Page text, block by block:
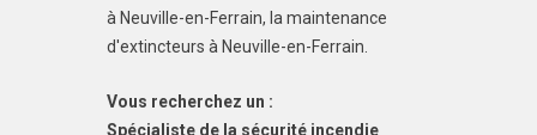
à Neuville-en-Ferrain, la maintenance
d'extincteurs à Neuville-en-Ferrain.
Vous recherchez un :
Spécialiste de la sécurité incendie